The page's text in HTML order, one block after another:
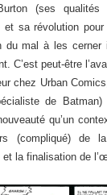
(ses qualités
et sa révolution
du mal à les cerner
C’est peut-être
chez Urban
de Batman)
qu’un
(compliqué) de
et la finalisation de